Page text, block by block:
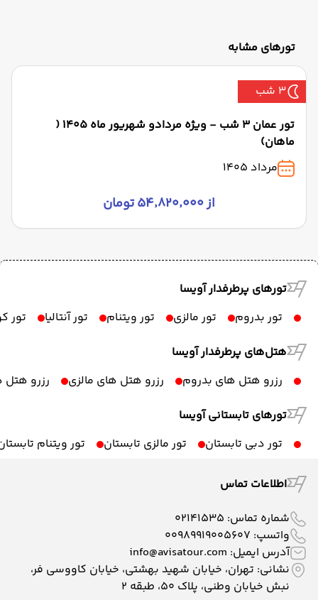
تورهای مشابه
3 شب
تور عمان 3 شب - ویژه مردادو شهریور ماه 1405 (
ماهان)
مرداد 1405
از ۵۴٬۸۲۰٬۰۰۰ تومان
تورهای پرطرفدار آویسا
تور بدروم
تور مالزی تور ویتنام تور آنتالیا
تور
هتل‌های پرطرفدار آویسا
رزرو هتل های بدروم
رزرو هتل های مالزی
رزرو هتل
تورهای تابستانی آویسا
تور دبی تابستان
تور مالزی تابستان تور ویتنام
اطلاعات تماس
شماره تماس: 02141535
واتسپ: 00989919005607
آدرس ایمیل: info@avisatour.com
نشانی: تهران، خیابان شهید بهشتی، خیابان کاووسی فر،
نبش خیابان وطنی، پلاک ۵۰، طبقه 2